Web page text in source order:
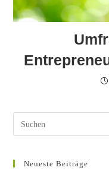
Neueste Beiträge